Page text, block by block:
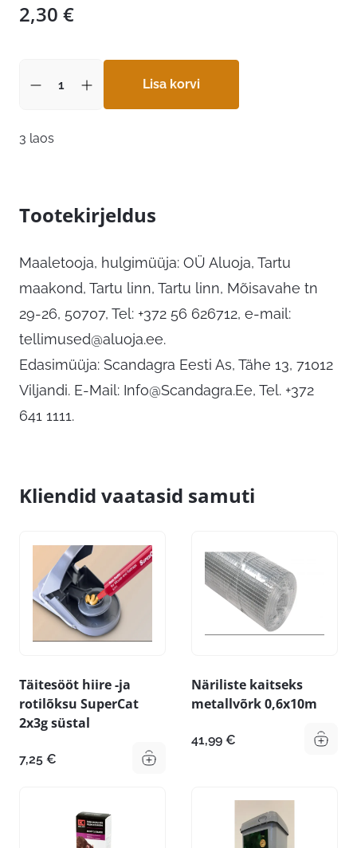
2,30 €
Lisa korvi
3 laos
Tootekirjeldus
Maaletooja, hulgimüüja: OÜ Aluoja, Tartu
maakond, Tartu linn, Tartu linn, Mõisavahe tn
29-26, 50707, Tel: +372 56 626712, e-mail:
tellimused@aluoja.ee.
Edasimüüja: Scandagra Eesti As, Tähe 13, 71012
Viljandi. E-Mail: Info@Scandagra.Ee, Tel. +372
641 1111.
Kliendid vaatasid samuti
Täitesööt hiire -ja
rotilõksu SuperCat
2x3g süstal
7,25 €
Näriliste kaitseks
metallvõrk 0,6x10m
41,99 €